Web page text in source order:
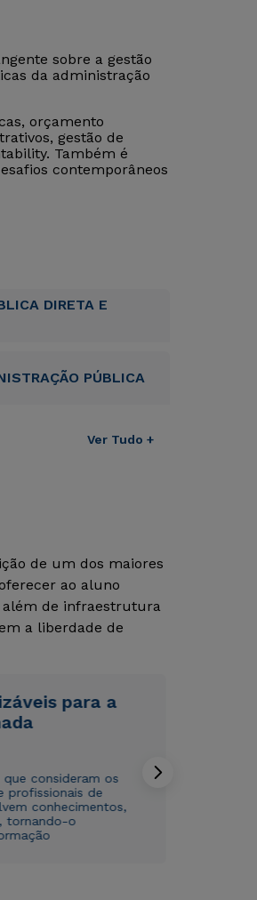
sobre a gestão
da administração
orçamento
gestão de
Também é
contemporâneos
DIRETA E
PÚBLICA
Ver Tudo +
de um dos maiores
ao aluno
além de infraestrutura
a liberdade de
para a
consideram os
profissionais de
conhecimentos,
tornando-o
fácil
ou
dados sejam utilizados para o
da Cruzeiro do Sul.
fácil
ou
dados sejam utilizados para o
da Cruzeiro do Sul.